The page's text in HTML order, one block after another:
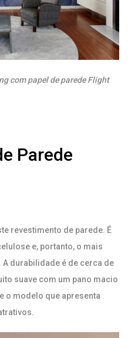
com papel de parede Flight
Parede
revestimento de parede. É
e, portanto, o mais
durabilidade é de cerca de
suave com um pano macio
o modelo que apresenta